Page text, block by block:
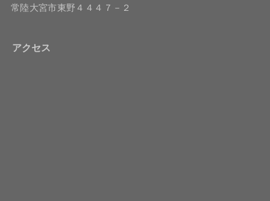
常陸大宮市東野４４４７－２
アクセス